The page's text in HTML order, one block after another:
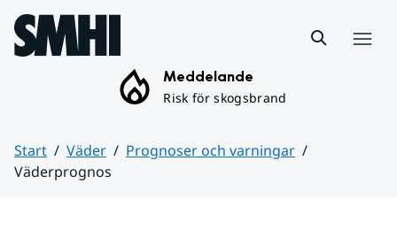
Hoppa till sidans innehåll
Meddelande
Risk för skogsbrand
Start Väder
Prognoser och varningar
Väderprognos